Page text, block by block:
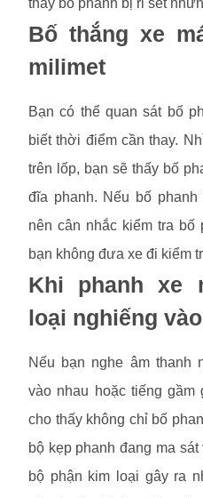
thấy bố phanh bị rỉ sét
Bố thắng xe
milimet
Bạn có thể quan sát bố
biết thời điểm cần thay.
trên lốp, bạn sẽ thấy bố
đĩa phanh. Nếu bố
nên cân nhắc kiểm tra bố
bạn không đưa xe đi kiểm
Khi phanh xe
loại nghiếng
Nếu bạn nghe âm thanh
vào nhau hoặc tiếng
cho thấy không chỉ bố
bộ kẹp phanh đang ma
bộ phận kim loại gây ra